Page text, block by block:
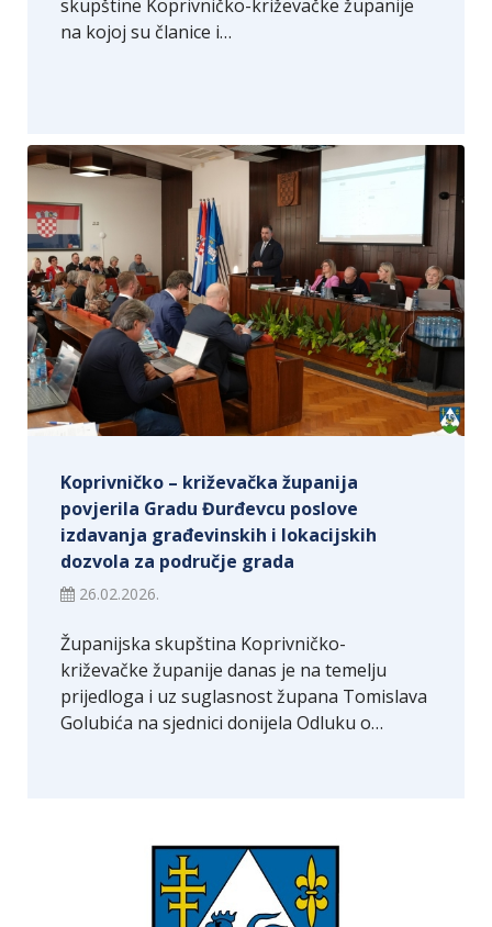
skupštine Koprivničko-križevačke županije
na kojoj su članice i…
Koprivničko – križevačka županija
povjerila Gradu Đurđevcu poslove
izdavanja građevinskih i lokacijskih
dozvola za područje grada
26.02.2026.
Županijska skupština Koprivničko-
križevačke županije danas je na temelju
prijedloga i uz suglasnost župana Tomislava
Golubića na sjednici donijela Odluku o…